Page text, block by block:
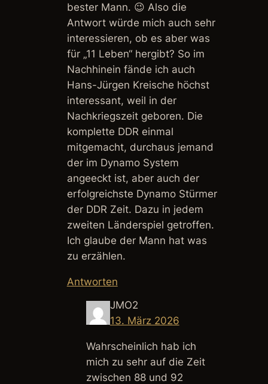
bester Mann. 😉 Also die
Antwort würde mich auch sehr
interessieren, ob es aber was
für „11 Leben“ hergibt? So im
Nachhinein fände ich auch
Hans-Jürgen Kreische höchst
interessant, weil in der
Nachkriegszeit geboren. Die
komplette DDR einmal
mitgemacht, durchaus jemand
der im Dynamo System
angeeckt ist, aber auch der
erfolgreichste Dynamo Stürmer
der DDR Zeit. Dazu in jedem
zweiten Länderspiel getroffen.
Ich glaube der Mann hat was
zu erzählen.
Antworten
JMO2
13. März 2026
Wahrscheinlich hab ich
mich zu sehr auf die Zeit
zwischen 88 und 92